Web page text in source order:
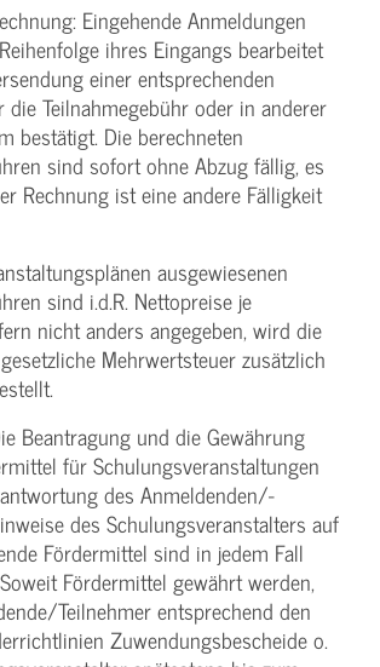
Eingehende Anmeldungen
ihres Eingangs bearbeitet
einer entsprechenden
die Teilnahmegebühr oder in anderer
bestätigt. Die berechneten
sind sofort ohne Abzug fällig, es
Rechnung ist eine andere Fälligkeit
ausgewiesenen
sind i.d.R. Nettopreise je
nicht anders angegeben, wird die
Mehrwertsteuer zusätzlich
Beantragung und die Gewährung
für Schulungs­veranstaltungen
des Anmeldenden/­
des Schulungs­veranstalters auf
Fördermittel sind in jedem Fall
Fördermittel gewährt werden,
­Teilnehmer entsprechend den
Zuwendungs­bescheide o.